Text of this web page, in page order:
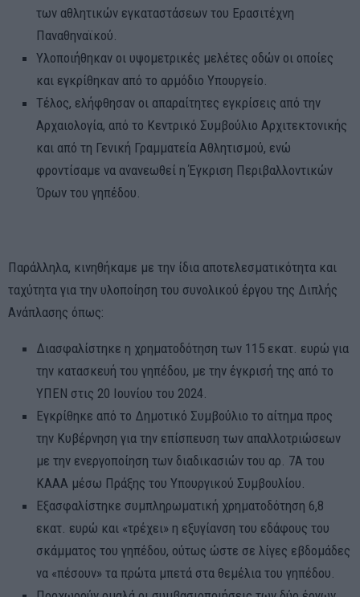
των αθλητικών εγκαταστάσεων του Ερασιτέχνη
Παναθηναϊκού.
Υλοποιήθηκαν οι υψομετρικές μελέτες οδών οι οποίες
και εγκρίθηκαν από το αρμόδιο Υπουργείο.
Τέλος, ελήφθησαν οι απαραίτητες εγκρίσεις από την
Αρχαιολογία, από το Κεντρικό Συμβούλιο Αρχιτεκτονικής
και από τη Γενική Γραμματεία Αθλητισμού, ενώ
φροντίσαμε να ανανεωθεί η Έγκριση Περιβαλλοντικών
Όρων του γηπέδου.
Παράλληλα, κινηθήκαμε με την ίδια αποτελεσματικότητα και
ταχύτητα για την υλοποίηση του συνολικού έργου της Διπλής
Ανάπλασης όπως:
Διασφαλίστηκε η χρηματοδότηση των 115 εκατ. ευρώ για
την κατασκευή του γηπέδου, με την έγκρισή της από το
ΥΠΕΝ στις 20 Ιουνίου του 2024.
Εγκρίθηκε από το Δημοτικό Συμβούλιο το αίτημα προς
την Κυβέρνηση για την επίσπευση των απαλλοτριώσεων
με την ενεργοποίηση των διαδικασιών του αρ. 7Α του
ΚΑΑΑ μέσω Πράξης του Υπουργικού Συμβουλίου.
Εξασφαλίστηκε συμπληρωματική χρηματοδότηση 6,8
εκατ. ευρώ και «τρέχει» η εξυγίανση του εδάφους του
σκάμματος του γηπέδου, ούτως ώστε σε λίγες εβδομάδες
να «πέσουν» τα πρώτα μπετά στα θεμέλια του γηπέδου.